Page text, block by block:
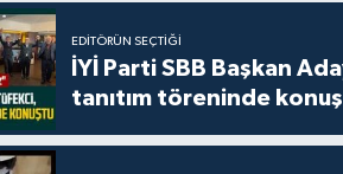
EDITÖRÜN SEÇTIĞI
İYİ Parti SBB Başkan
tanıtım töreninde